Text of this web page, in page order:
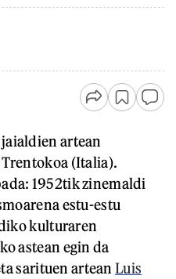
artean
(Italia).
1952tik zinemaldi
estu-estu
kulturaren
astean egin da
sarituen arteanLuis